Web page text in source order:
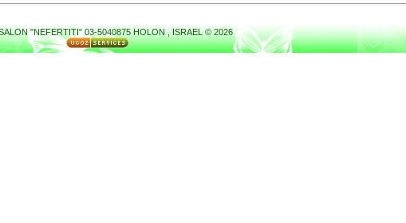
"NEFERTITI" 03-5040875 HOLON , ISRAEL © 2026